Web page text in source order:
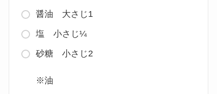
醤油 大さじ1
塩 小さじ¼
砂糖 小さじ2
※油